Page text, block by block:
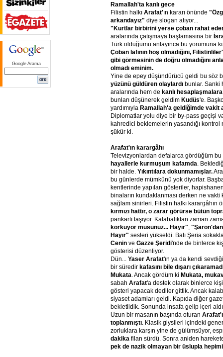
Google Arama
Ramallah'ta kanlı gece
Filistin halkı Arafat'ın kararı önünde
arkandayız" diye slogan atıyor...
"Kurtlar birbirini yerse çoban rahat
aralarında çatışmaya başlamasına bir
Türk olduğumu anlayınca bu yorumuna
Çoban lafının hoş olmadığını,
gibi görmesinin de doğru olmadığını
olmadı eminim.
Yine de epey düşündürücü geldi bu söz
yüzünü güldüren olaylardı bunlar. Sanki
aralarında hem de kanlı hesaplaşmalara
bunları düşünerek geldim Kudüs'e.
yardımıyla Ramallah'a geldiğimde vakit
Diplomatlar yolu diye bir by-pass geçişi
kahredici beklemelerin yasandığı kontrol
şükür ki.
Arafat'ın karargâhı
Televizyonlardan defalarca gördüğüm
hayallerle kurmuşum kafamda .
bir halde. Yıkıntılara dokunmamışlar.
bu günlerde mümkünü yok diyorlar.
kentlerinde yapılan gösteriler,
binaların kundaklanması derken ne vakti
sağlam sinirleri. Filistin halkı karargâhın
kırmızı hattır, o zarar görürse bütün
pankartı taşıyor. Kalabalıktan zaman
korkuyor musunuz... Hayır"
Hayır" sesleri yükseldi. Batı Şeria
Cenin ve Gazze Şeridi'nde de binlerce
gösterisi düzenliyor.
Dün... Yaser Arafat'ın ya da kendi
bir süredir kafasını bile dışarı
Mukata . Ancak gördüm ki Mukata,
sabah Arafat'a destek olarak binlerce
gösteri yapacak dediler gittik. Ancak
siyaset adamları geldi. Kapıda diğer
bekletildik. Sonunda insafa gelip içeri
Uzun bir masanın başında oturan
toplanmıştı . Klasik giysileri içindeki
zorluklara karşın yine de gülümsüyor,
dakika filan sürdü. Sonra aniden
pek de nazik olmayan bir üslupla